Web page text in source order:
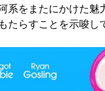
系をまたにかけた魅
たらすことを示唆し